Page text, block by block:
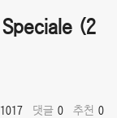
(2
댓글 0 추천 0